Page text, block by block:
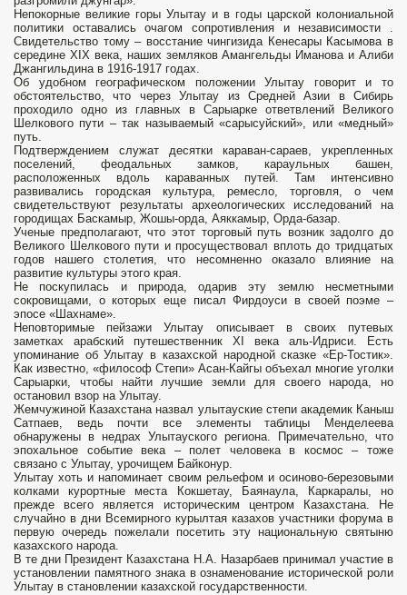
Непокорные великие горы Улытау и в годы царской колониальной
политики оставались очагом сопротивления и независимости .
Свидетельство тому – восстание чингизида Кенесары Касымова в
середине XIX века, наших земляков Амангельды Иманова и Алиби
Джангильдина в 1916-1917 годах.
Об удобном географическом положении Улытау говорит и то
обстоятельство, что через Улытау из Средней Азии в Сибирь
проходило одно из главных в Сарыарке ответвлений Великого
Шелкового пути – так называемый «сарысуйский», или «медный»
путь.
Подтверждением служат десятки караван-сараев, укрепленных
поселений, феодальных замков, караульных башен,
расположенных вдоль караванных путей. Там интенсивно
развивались городская культура, ремесло, торговля, о чем
свидетельствуют результаты археологических исследований на
городищах Баскамыр, Жошы-орда, Аяккамыр, Орда-базар.
Ученые предполагают, что этот торговый путь возник задолго до
Великого Шелкового пути и просуществовал вплоть до тридцатых
годов нашего столетия, что несомненно оказало влияние на
развитие культуры этого края.
Не поскупилась и природа, одарив эту землю несметными
сокровищами, о которых еще писал Фирдоуси в своей поэме –
эпосе «Шахнаме».
Неповторимые пейзажи Улытау описывает в своих путевых
заметках арабский путешественник XI века аль-Идриси. Есть
упоминание об Улытау в казахской народной сказке «Ер-Тостик».
Как известно, «философ Степи» Асан-Кайгы объехал многие уголки
Сарыарки, чтобы найти лучшие земли для своего народа, но
остановил взор на Улытау.
Жемчужиной Казахстана назвал улытауские степи академик Каныш
Сатпаев, ведь почти все элементы таблицы Менделеева
обнаружены в недрах Улытауского региона. Примечательно, что
эпохальное событие века – полет человека в космос – тоже
связано с Улытау, урочищем Байконур.
Улытау хоть и напоминает своим рельефом и осиново-березовыми
колками курортные места Кокшетау, Баянаула, Каркаралы, но
прежде всего является историческим центром Казахстана. Не
случайно в дни Всемирного курылтая казахов участники форума в
первую очередь пожелали посетить эту национальную святыню
казахского народа.
В те дни Президент Казахстана Н.А. Назарбаев принимал участие в
установлении памятного знака в ознаменование исторической роли
Улытау в становлении казахской государственности.